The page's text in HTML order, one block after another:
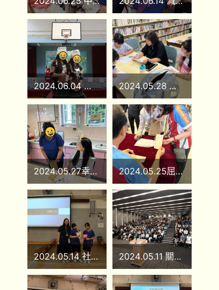
2024.06.04 華服日 2024.05.28 華服日籌備
2024.05.27幸福私房菜 2024.05.25屈臣氏學生運動員頒獎禮
2024.05.14 社際競技 2024.05.11 關愛校園頒獎禮